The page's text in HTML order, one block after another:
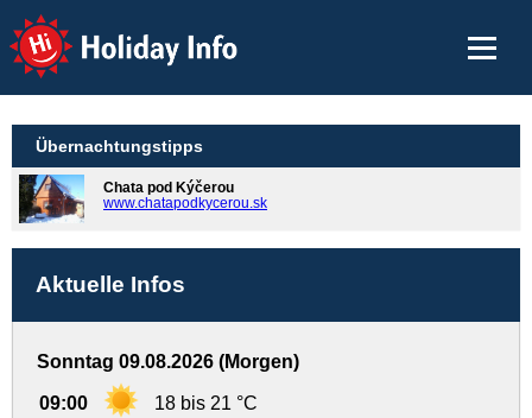
Holiday Info
Übernachtungstipps
Chata pod Kýčerou
www.chatapodkycerou.sk
Aktuelle Infos
Sonntag 09.08.2026 (Morgen)
09:00 18 bis 21 °C